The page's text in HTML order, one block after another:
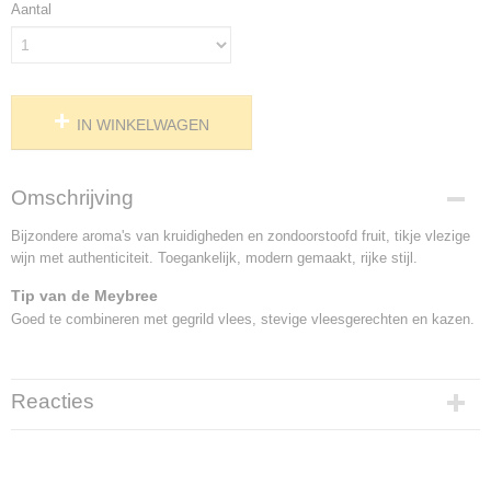
Aantal
IN WINKELWAGEN
Omschrijving
Bijzondere aroma's van kruidigheden en zondoorstoofd fruit, tikje vlezige
wijn met authenticiteit. Toegankelijk, modern gemaakt, rijke stijl.
Tip van de Meybree
Goed te combineren met gegrild vlees, stevige vleesgerechten en kazen.
Reacties